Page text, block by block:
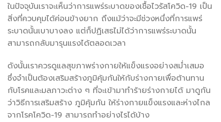
ในปัจจุบันเราจะเห็นว่าการแพร่ระบาดของเชื้อไวรัสโควิด-19 เป็น
สิ่งที่ควบคุมได้ค่อนข้างยาก ถึงแม้ว่าจะมีช่วงหนึ่งที่การแพร่
ระบาดนั้นเบาบางลง แต่ก็ปฏิเสธไม่ได้ว่าการแพร่ระบาดนั้น
สามารถกลับมารุนแรงได้ตลอดเวลา
ดังนั้นเราควรดูแลสุขภาพร่างกายให้แข็งแรงอย่างสม่ำเสมอ
ซึ่งจำเป็นต้องเสริมสร้างภูมิคุ้มกันให้กับร่างกายเพื่อต้านทาน
กับโรคและมลภาวะต่าง ๆ ที่จะเข้ามาทำร้ายร่างกายได้ มาดูกัน
ว่าวิธีการเสริมสร้าง ภูมิคุ้มกัน ให้ร่างกายแข็งแรงและห่างไกล
จากโรคโควิด-19 สามารถทำอย่างไรได้บ้าง